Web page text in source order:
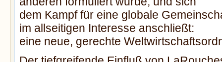
dem Kampf für eine globale
im allseitigen Interesse anschließt:
eine neue, gerechte